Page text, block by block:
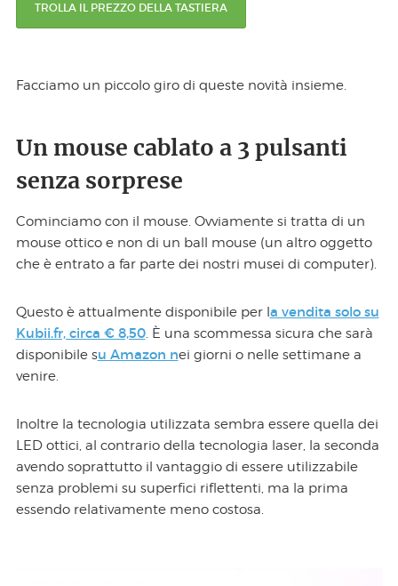
TROLLA IL PREZZO DELLA TASTIERA
Facciamo un piccolo giro di queste novità insieme.
Un mouse cablato a 3 pulsanti
senza sorprese
Cominciamo con il mouse. Ovviamente si tratta di un
mouse ottico e non di un ball mouse (un altro oggetto
che è entrato a far parte dei nostri musei di computer).
Questo è attualmente disponibile per la vendita solo su
Kubii.fr, circa € 8,50. È una scommessa sicura che sarà
disponibile su Amazon nei giorni o nelle settimane a
venire.
Inoltre la tecnologia utilizzata sembra essere quella dei
LED ottici, al contrario della tecnologia laser, la seconda
avendo soprattutto il vantaggio di essere utilizzabile
senza problemi su superfici riflettenti, ma la prima
essendo relativamente meno costosa.